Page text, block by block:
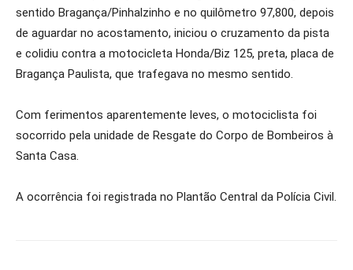
sentido Bragança/Pinhalzinho e no quilômetro 97,800, depois
de aguardar no acostamento, iniciou o cruzamento da pista
e colidiu contra a motocicleta Honda/Biz 125, preta, placa de
Bragança Paulista, que trafegava no mesmo sentido.
Com ferimentos aparentemente leves, o motociclista foi
socorrido pela unidade de Resgate do Corpo de Bombeiros à
Santa Casa.
A ocorrência foi registrada no Plantão Central da Polícia Civil.